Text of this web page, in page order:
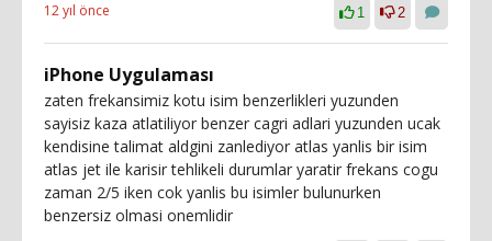
12 yıl önce 1 2
iPhone Uygulaması
zaten frekansimiz kotu isim benzerlikleri yuzunden
sayisiz kaza atlatiliyor benzer cagri adlari yuzunden ucak
kendisine talimat aldgini zanlediyor atlas yanlis bir isim
atlas jet ile karisir tehlikeli durumlar yaratir frekans cogu
zaman 2/5 iken cok yanlis bu isimler bulunurken
benzersiz olmasi onemlidir